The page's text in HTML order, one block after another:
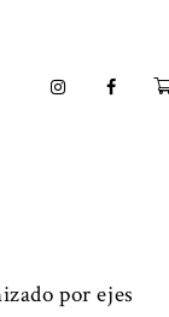
por ejes